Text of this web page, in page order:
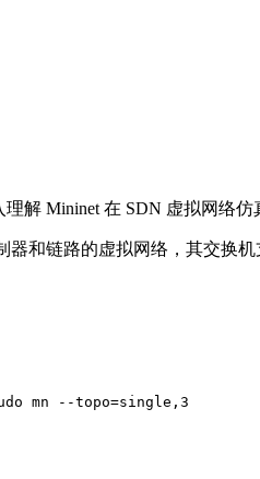
解 Mininet 在 SDN 虚拟网络仿
和链路的虚拟网络，其交换
mn --topo=single,3